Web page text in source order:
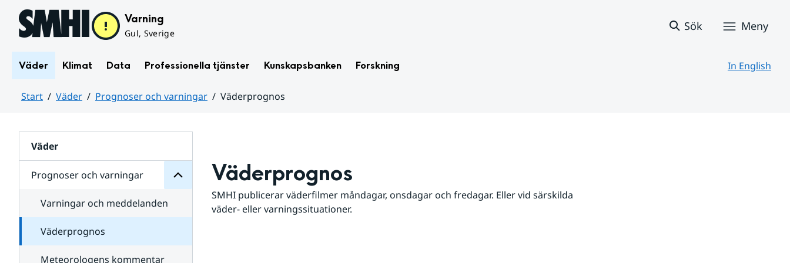
Hoppa till sidans innehåll Varning
Gul, Sverige
Sök Meny
Väder Klimat Data Professionella tjänster Kunskapsbanken Forskning In English
Start Väder Prognoser och varningar
Väderprognos
Väder
Prognoser och varningar
för
varningar
Varningar och meddelanden
Väderprognos
Meteorologens kommentar
Väderprognos
SMHI publicerar väderfilmer måndagar, onsdagar och fredagar. Eller vid särskilda
väder- eller varningssituationer.